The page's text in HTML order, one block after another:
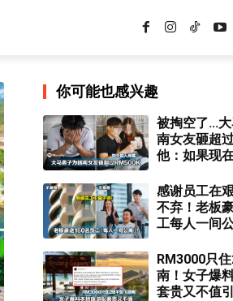
你可能也感兴趣
被掏空了...
南女友砸超
他：如果现
感谢员工在
不弃！老板
工每人一间
RM3000只
南！女子爆
套贵又不值